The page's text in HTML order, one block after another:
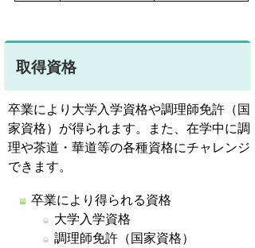
取得資格
卒業により大学入学資格や調理師免許（国
家資格）が得られます。また、在学中に調
理や茶道・華道等の各種資格にチャレンジ
できます。
卒業により得られる資格
大学入学資格
調理師免許（国家資格）